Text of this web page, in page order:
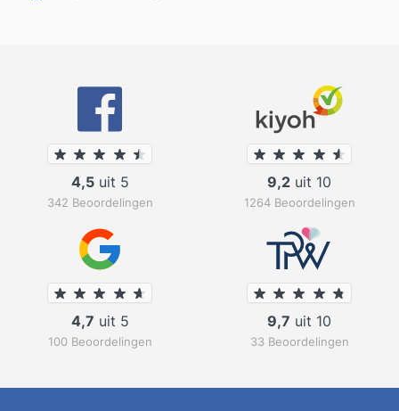
4,5uit 5
342 Beoordelingen
9,2 uit 10
1264 Beoordelingen
4,7 uit 5
100 Beoordelingen
9,7 uit 10
33 Beoordelingen